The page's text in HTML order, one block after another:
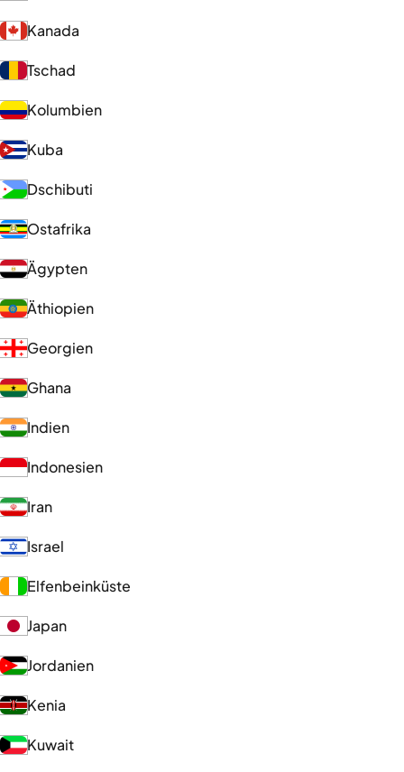
Kanada
Tschad
Kolumbien
Kuba
Dschibuti
Ostafrika
Ägypten
Äthiopien
Georgien
Ghana
Indien
Indonesien
Iran
Israel
Elfenbeinküste
Japan
Jordanien
Kenia
Kuwait